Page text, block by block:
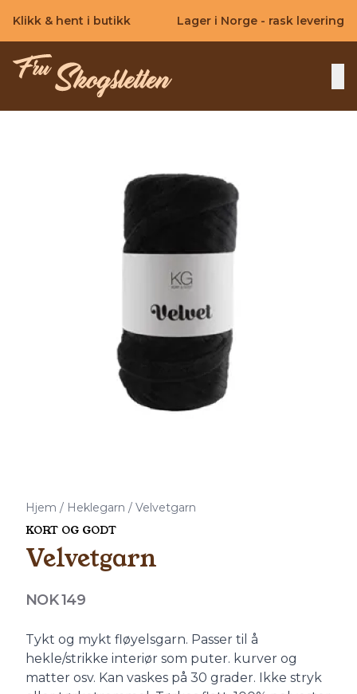
Klikk & hent i butikk Lager i Norge - rask levering
Hjem / Heklegarn / Velvetgarn
KORT OG GODT
Velvetgarn
Produktdetaljer
NOK 149
Description
Tykt og mykt fløyelsgarn. Passer til å
hekle/strikke interiør som puter. kurver og
matter osv. Kan vaskes på 30 grader. Ikke stryk